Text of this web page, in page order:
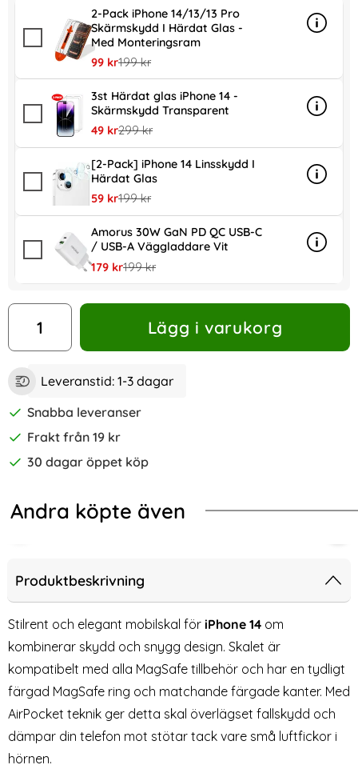
2-Pack iPhone 14/13/13 Pro
Skärmskydd I Härdat Glas -
Med Monteringsram
rea pris
99 krtidigare pris
199 kr
Info
mer
3st Härdat glas iPhone 14 -
Skärmskydd Transparent
rea pris
49 krtidigare pris
299 kr
Info
mer
[2-Pack] iPhone 14 Linsskydd I
Härdat Glas
rea pris
59 krtidigare pris
199 kr
Info
mer
Amorus 30W GaN PD QC USB-C
/ USB-A Väggladdare Vit
rea pris
179 krtidigare pris
199 kr
Info
mer
antal
Lägg i varukorg
Leveranstid: 1-3 dagar
Snabba leveranser
Frakt från 19 kr
30 dagar öppet köp
Andra köpte även
Violet
14 MagSafe Skal Transparent - Premium2-Pack iPhone 14 Härdat Glas [3-
Produktbeskrivning
Stilrent och elegant mobilskal för iPhone 14 om
kombinerar skydd och snygg design. Skalet är
kompatibelt med alla MagSafe tillbehör och har en tydligt
färgad MagSafe ring och matchande färgade kanter. Med
AirPocket teknik ger detta skal överlägset fallskydd och
dämpar din telefon mot stötar tack vare små luftfickor i
hörnen.